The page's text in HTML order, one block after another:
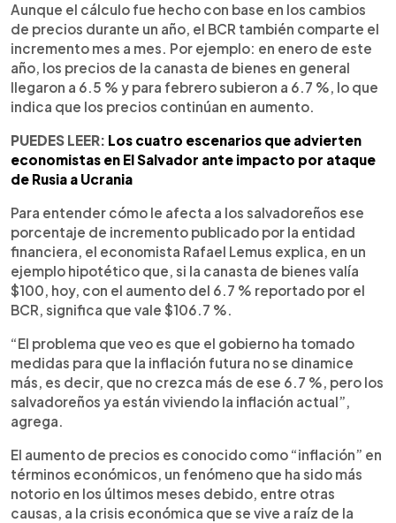
Aunque el cálculo fue hecho con base en los cambios
de precios durante un año, el BCR también comparte el
incremento mes a mes. Por ejemplo: en enero de este
año, los precios de la canasta de bienes en general
llegaron a 6.5 % y para febrero subieron a 6.7 %, lo que
indica que los precios continúan en aumento.
PUEDES LEER: Los cuatro escenarios que advierten
economistas en El Salvador ante impacto por ataque
de Rusia a Ucrania
Para entender cómo le afecta a los salvadoreños ese
porcentaje de incremento publicado por la entidad
financiera, el economista Rafael Lemus explica, en un
ejemplo hipotético que, si la canasta de bienes valía
$100, hoy, con el aumento del 6.7 % reportado por el
BCR, significa que vale $106.7 %.
“El problema que veo es que el gobierno ha tomado
medidas para que la inflación futura no se dinamice
más, es decir, que no crezca más de ese 6.7 %, pero los
salvadoreños ya están viviendo la inflación actual”,
agrega.
El aumento de precios es conocido como “inflación” en
términos económicos, un fenómeno que ha sido más
notorio en los últimos meses debido, entre otras
causas, a la crisis económica que se vive a raíz de la